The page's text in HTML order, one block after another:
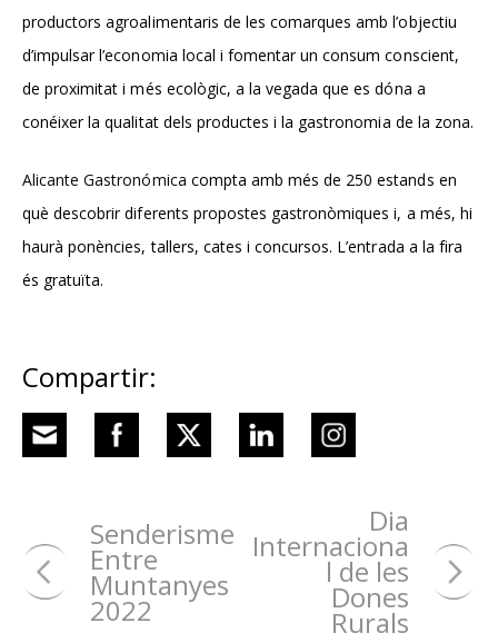
productors agroalimentaris de les comarques amb l’objectiu
d’impulsar l’economia local i fomentar un consum conscient,
de proximitat i més ecològic, a la vegada que es dóna a
conéixer la qualitat dels productes i la gastronomia de la zona.
Alicante Gastronómica compta amb més de 250 estands en
què descobrir diferents propostes gastronòmiques i, a més, hi
haurà ponències, tallers, cates i concursos. L’entrada a la fira
és gratuïta.
Compartir:
Senderisme
Entre
Muntanyes
2022
Dia
Internaciona
l de les
Dones
Rurals